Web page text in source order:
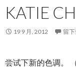
KATIE
19 9 月, 2012 留
尝试下新的色调。